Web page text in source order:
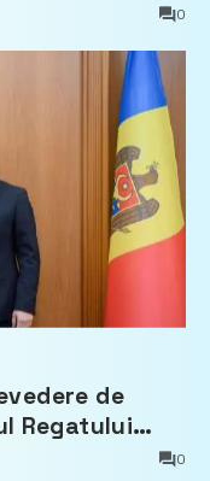
0
de
Regatului
0